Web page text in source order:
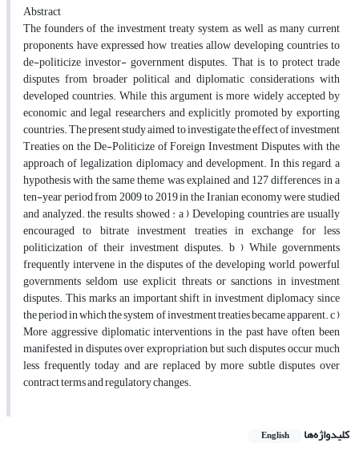
Abstract
The founders of the investment treaty system, as well as many current
proponents, have expressed how treaties allow developing countries to
de-politicize investor- government disputes. That is, to protect trade
disputes from broader political and diplomatic considerations with
developed countries. While this argument is more widely accepted by
economic and legal researchers and explicitly promoted by exporting
countries. The present study aimed to investigate the effect of investment
Treaties on the De-Politicize of Foreign Investment Disputes with the
approach of legalization, diplomacy and development. In this regard, a
hypothesis with the same theme was explained and 127 differences in a
ten-year period from 2009 to 2019 in the Iranian economy were studied
and analyzed. the results showed : a ) Developing countries are usually
encouraged to bitrate investment treaties in exchange for less
politicization of their investment disputes. b ) While governments
frequently intervene in the disputes of the developing world, powerful
governments seldom use explicit threats or sanctions in investment
disputes. This marks an important shift in investment diplomacy since
the period in which the system of investment treaties became apparent. c )
More aggressive diplomatic interventions in the past have often been
manifested in disputes over expropriation, but such disputes occur much
less frequently today and are replaced by more subtle disputes over
contract terms and regulatory changes.
کلیدواژه‌ها English